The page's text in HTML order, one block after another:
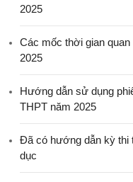
2025
Các mốc thời gian
2025
Hướng dẫn sử dụng
THPT năm 2025
Đã có hướng dẫn kỳ thi
dục